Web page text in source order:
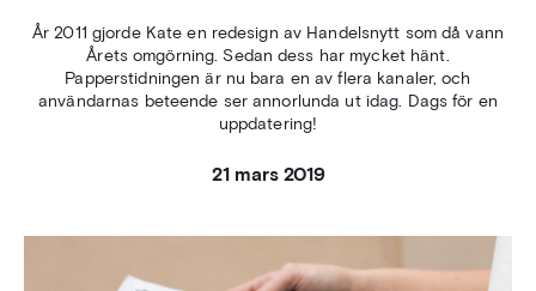
År 2011 gjorde Kate en redesign av Handelsnytt som då vann
Årets omgörning. Sedan dess har mycket hänt.
Papperstidningen är nu bara en av flera kanaler, och
användarnas beteende ser annorlunda ut idag. Dags för en
uppdatering!
21 mars 2019